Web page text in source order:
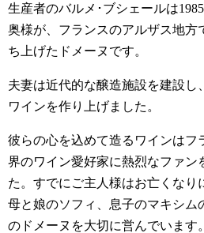
生産者のバルメ･ブシェールは
奥様が、フランスのアルザス地方
ち上げたドメーヌです。
夫妻は近代的な醸造施設を建設し
ワインを作り上げました。
彼らの心を込めて造るワインはフ
界のワイン愛好家に熱烈なファン
た。すでにご主人様はお亡くなり
母と娘のソフィ、息子のマキシム
のドメーヌを大切に営んでいます。